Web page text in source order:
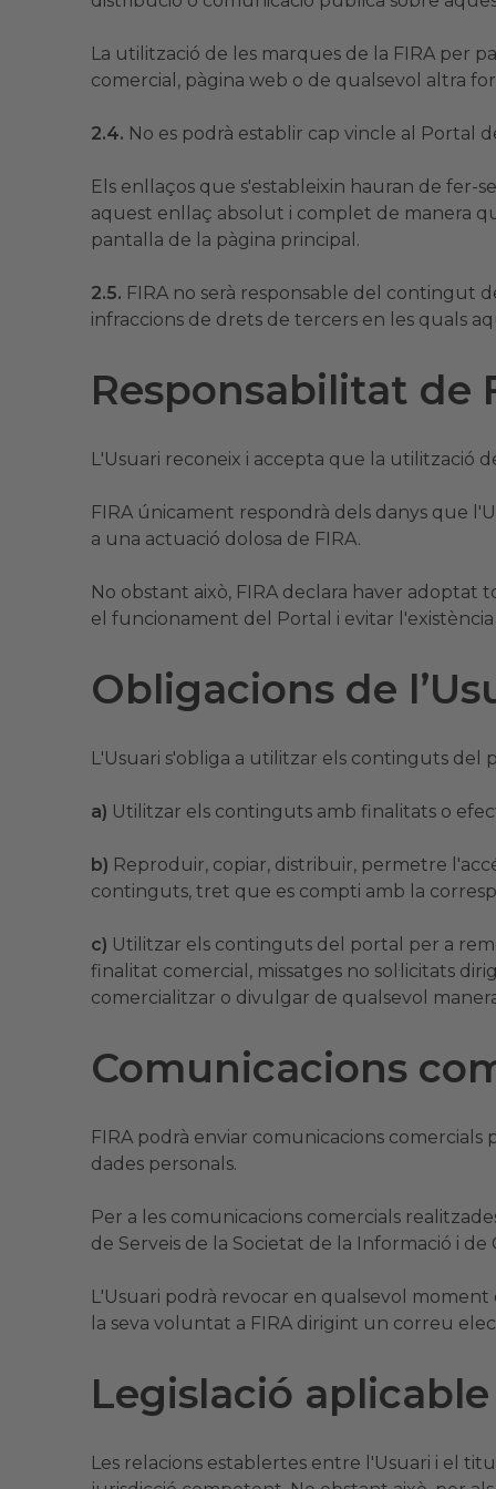
La utilització de les marques de la FIRA per
comercial, pàgina web o de qualsevol altra
2.4. No es podrà establir cap vincle al Portal
Els enllaços que s'estableixin hauran de fer-
aquest enllaç absolut i complet de manera
pantalla de la pàgina principal.
2.5. FIRA no serà responsable del contingut
infraccions de drets de tercers en les quals
Responsabilitat de
L'Usuari reconeix i accepta que la utilització
FIRA únicament respondrà dels danys que
a una actuació dolosa de FIRA.
No obstant això, FIRA declara haver adoptat
el funcionament del Portal i evitar
Obligacions de
L'Usuari s'obliga a utilitzar els continguts del
a) Utilitzar els continguts amb finalitats o
b) Reproduir, copiar, distribuir, permetre
continguts, tret que es compti amb la
c) Utilitzar els continguts del portal per a
finalitat comercial, missatges no sol·licitats
comercialitzar o divulgar de qualsevol
Comunicacions
FIRA podrà enviar comunicacions
dades personals.
Per a les comunicacions comercials
de Serveis de la Societat de la Informació i
L'Usuari podrà revocar en qualsevol
la seva voluntat a FIRA dirigint un correu
Legislació aplicable
Les relacions establertes entre l'Usuari i el